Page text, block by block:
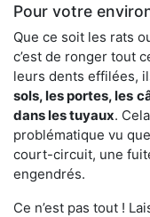
Pour votre
Que ce soit les rats
c’est de ronger tout
leurs dents effilées,
sols, les portes, les
dans les tuyaux.
problématique vu
court-circuit, une
engendrés.
Ce n’est pas tout !